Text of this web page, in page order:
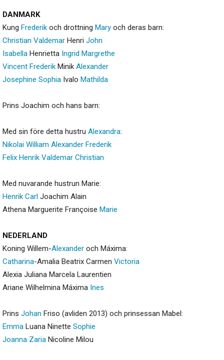
DANMARK
Kung Frederik och drottning Mary och deras barn:
Christian Valdemar Henri John
Isabella Henrietta Ingrid Margrethe
Vincent Frederik Minik Alexander
Josephine Sophia Ivalo Mathilda
Prins Joachim och hans barn:
Med sin före detta hustru Alexandra:
Nikolai William Alexander Frederik
Felix Henrik Valdemar Christian
Med nuvarande hustrun Marie:
Henrik Carl Joachim Alain
Athena Marguerite Françoise Marie
NEDERLAND
Koning Willem-Alexander och Máxima:
Catharina-Amalia Beatrix Carmen Victoria
Alexia Juliana Marcela Laurentien
Ariane Wilhelmina Máxima Ines
Prins Johan Friso (avliden 2013) och prinsessan Mabel:
Emma Luana Ninette Sophie
Joanna Zaria Nicoline Milou